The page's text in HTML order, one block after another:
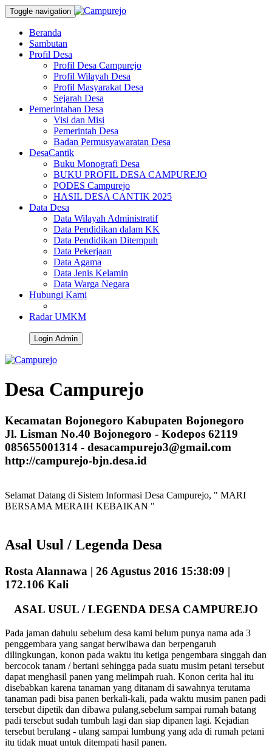
Toggle navigation
Beranda
Sambutan
Profil Desa
Profil Desa Campurejo
Profil Wilayah Desa
Profil Masyarakat Desa
Sejarah Desa
Pemerintahan Desa
Visi dan Misi
Pemerintah Desa
Badan Permusyawaratan Desa
DesaCantik
Buku Monografi Desa
BUKU PROFIL DESA CAMPUREJO
PODES Campurejo
HASIL DESA CANTIK 2025
Data Desa
Data Wilayah Administratif
Data Pendidikan dalam KK
Data Pendidikan Ditempuh
Data Pekerjaan
Data Agama
Data Jenis Kelamin
Data Warga Negara
Hubungi Kami
Radar UMKM
Login Admin
Desa Campurejo
Kecamatan Bojonegoro Kabupaten Bojonegoro
Jl. Lisman No.40 Bojonegoro - Kodepos 62119
085655001314 - desacampurejo3@gmail.com
http://campurejo-bjn.desa.id
Selamat Datang di Sistem Informasi Desa Campurejo, " MARI
BERSAMA MERAIH KEBAIKAN "
Asal Usul / Legenda Desa
Rosta Alannawa | 26 Agustus 2016 15:38:09 |
172.106 Kali
ASAL USUL / LEGENDA DESA CAMPUREJO
Pada jaman dahulu sebelum desa kami belum punya nama ada 3
penggembara yang sangat berwibawa dan berpengaruh
dilingkungan, konon pada waktu itu ketiga pengembara singgah dan
bercocok tanam / bertani sehingga pada suatu musim petani tersebut
dapat menghasil panen yang melimpah ruah. Konon cerita hal itu
disebabkan karena tanaman yang ditanam di sawahnya terutama
tanaman padi bisa panen berkali-kali, pada waktu musim panen padi
tersebut dipetik dan dibawa pulang,sebelum sampai rumah batang
padi tersebut sudah tumbuh lagi dan siap dipanen lagi. Kejadian
tersebut berulang - ulang sampai lumbung yang ada di rumah petani
itu tidak muat untuk ditempati hasil panen.